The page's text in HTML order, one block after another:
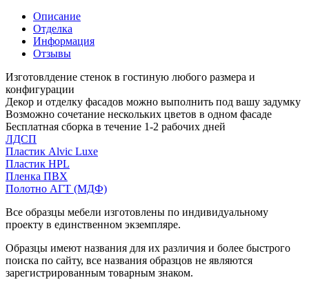
Описание
Отделка
Информация
Отзывы
Изготовлдение стенок в гостиную любого размера и
конфигурации
Декор и отделку фасадов можно выполнить под вашу задумку
Возможно сочетание нескольких цветов в одном фасаде
Бесплатная сборка в течение 1-2 рабочих дней
ЛДСП
Пластик Alvic Luxe
Пластик HPL
Пленка ПВХ
Полотно АГТ (МДФ)
Все образцы мебели изготовлены по индивидуальному
проекту в единственном экземпляре.
Образцы имеют названия для их различия и более быстрого
поиска по сайту, все названия образцов не являются
зарегистрированным товарным знаком.